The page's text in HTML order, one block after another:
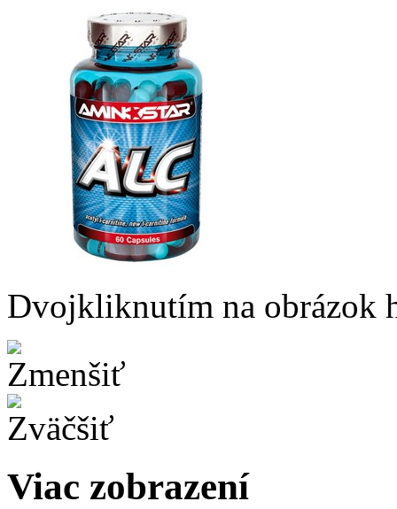
Dvojkliknutím na obrázok
Viac zobrazení